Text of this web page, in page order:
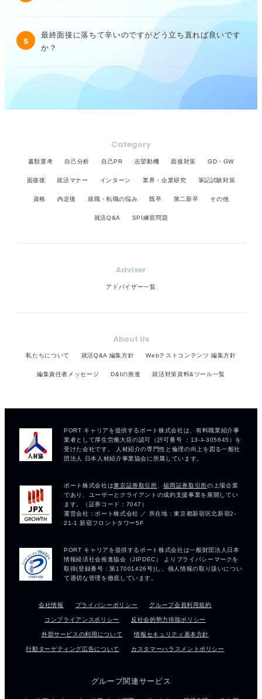
5
最終面接に落ちて辛いのですがどう立ち直れば良いです
か？
Category
書類選考 自己分析 自己PR 志望動機 面接対策 GD・GW
面接後 就活マナー インターン 業界・企業研究 筆記試験対策
資格 内定後 就職・転職の悩み 既卒 第二新卒 その他
就活Q&A SPI練習問題
Adviser
アドバイザー一覧
About Us
私たちについて 就活Q&A 編集方針 Webテストコンテンツ 編集方針
編集責任者メッセージ D&Iの推進 就活対策資料&ツール一覧
会社情報 プライバシーポリシー グループ会員利用規約
コンプライアンスポリシー 反社会的勢力排除ポリシー
外部サービスの利用について 情報セキュリティ基本方針
行動ターゲティング広告について カスタマーハラスメントポリシー